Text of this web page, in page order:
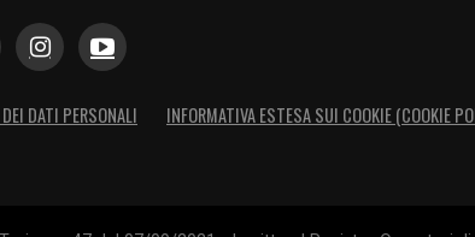
DATI PERSONALI INFORMATIVA ESTESA SUI COOKIE (COOKIE